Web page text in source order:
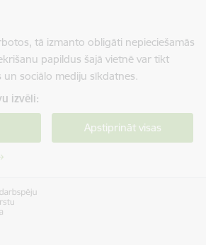
tā izmanto obligāti nepieciešamās
papildus šajā vietnē var tikt
sociālo mediju sīkdatnes.
izvēli:
Apstiprināt visas